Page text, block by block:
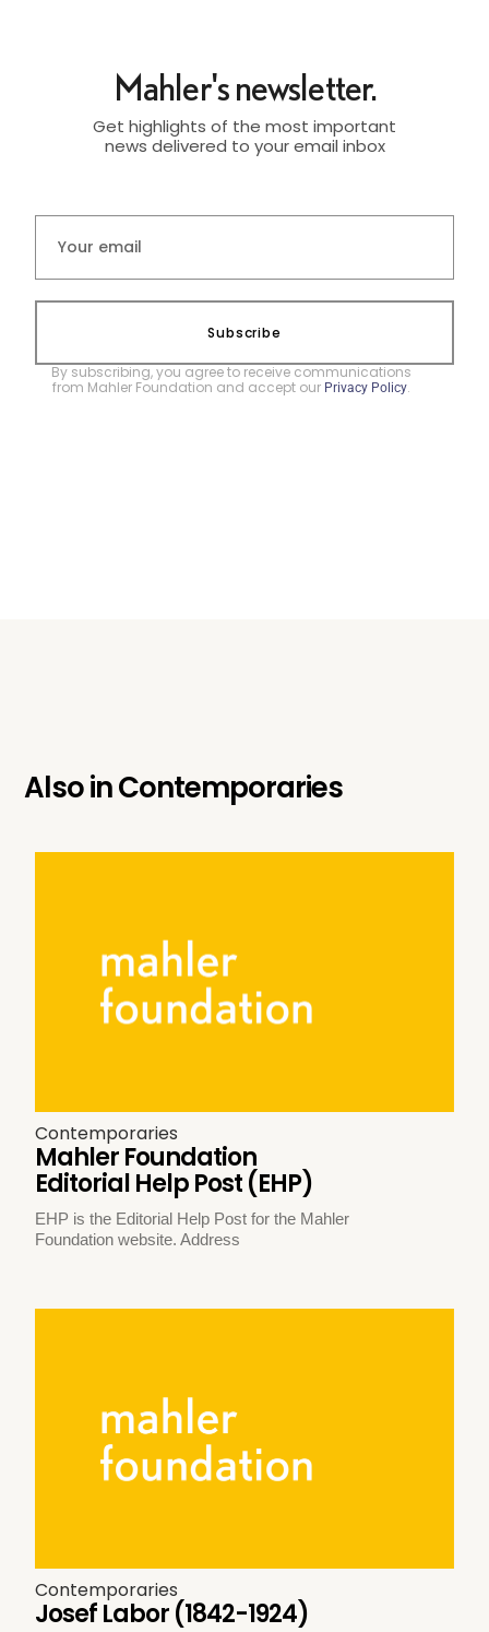
Mahler's newsletter.
Get highlights of the most important
news delivered to your email inbox
Subscribe
By subscribing, you agree to receive communications
from Mahler Foundation and accept our Privacy Policy.
Also inContemporaries
Contemporaries
Mahler Foundation
Editorial Help Post (EHP)
EHP is the Editorial Help Post for the Mahler
Foundation website. Address
Contemporaries
Josef Labor (1842-1924)